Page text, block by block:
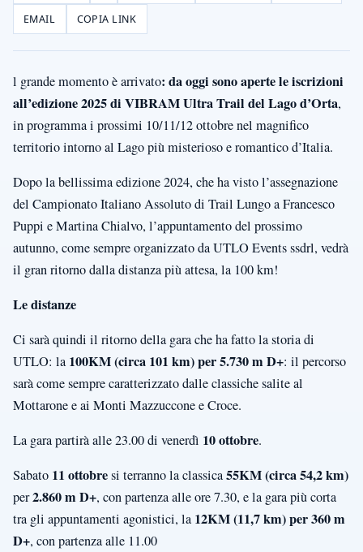
EMAIL COPIA LINK
l grande momento è arrivato: da oggi sono aperte le iscrizioni
all’edizione 2025 di VIBRAM Ultra Trail del Lago d’Orta,
in programma i prossimi 10/11/12 ottobre nel magnifico
territorio intorno al Lago più misterioso e romantico d’Italia.
Dopo la bellissima edizione 2024, che ha visto l’assegnazione
del Campionato Italiano Assoluto di Trail Lungo a Francesco
Puppi e Martina Chialvo, l’appuntamento del prossimo
autunno, come sempre organizzato da UTLO Events ssdrl, vedrà
il gran ritorno dalla distanza più attesa, la 100 km!
Le distanze
Ci sarà quindi il ritorno della gara che ha fatto la storia di
UTLO: la 100KM (circa 101 km) per 5.730 m D+: il percorso
sarà come sempre caratterizzato dalle classiche salite al
Mottarone e ai Monti Mazzuccone e Croce.
La gara partirà alle 23.00 di venerdì 10 ottobre.
Sabato 11 ottobresi terranno la classica55KM (circa 54,2 km)
per2.860 m D+, con partenza alle ore 7.30, e la gara più corta
tra gli appuntamenti agonistici, la 12KM (11,7 km) per 360 m
D+, con partenza alle 11.00